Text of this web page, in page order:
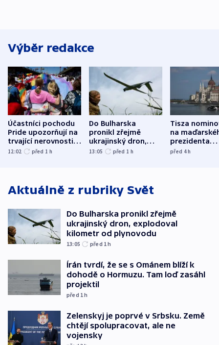
Výběr redakce
Účastníci pochodu
Pride upozorňují na
trvající nerovnosti i
společenskou
12:02 před 1 h
Do Bulharska
pronikl zřejmě
ukrajinský dron,
explodoval kilometr
13:05 před 1 h
Tisza
na
prezidenta
bývalého
před 4h
Aktuálně z rubriky Svět
Do Bulharska pronikl zřejmě
ukrajinský dron, explodoval
kilometr od plynovodu
13:05 před 1h
Írán tvrdí, že se s Ománem blíží k
dohodě o Hormuzu. Tam loď zasáhl
projektil
před 1h
Zelenskyj je poprvé v Srbsku. Země
chtějí spolupracovat, ale ne
vojensky